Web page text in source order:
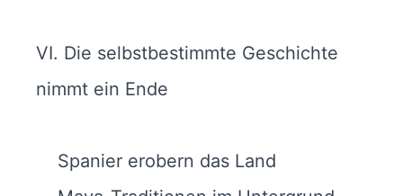
VI. Die selbstbestimmte Geschichte
nimmt ein Ende
Spanier erobern das Land